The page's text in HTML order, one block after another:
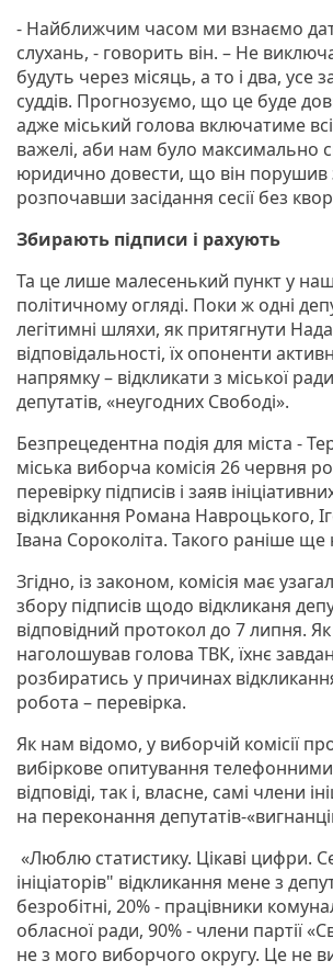
- Найближчим часом ми взнаємо
слухань, - говорить він. – Не
будуть через місяць, а то і два, усе
суддів. Прогнозуємо, що це буде
адже міський голова включатиме
важелі, аби нам було максимально
юридично довести, що він порушив
розпочавши засідання сесії без
Збирають підписи і рахують
Та це лише малесенький пункт у
політичному огляді. Поки ж одні
легітимні шляхи, як притягнути
відповідальності, їх опоненти
напрямку – відкликати з міської
депутатів, «неугодних Свободі».
Безпрецедентна подія для міста -
міська виборча комісія 26 червня
перевірку підписів і заяв
відкликання Романа Навроцького,
Івана Сороколіта. Такого раніше ще
Згідно, із законом, комісія має
збору підписів щодо відкликаня
відповідний протокол до 7 липня.
наголошував голова ТВК, їхнє
розбиратись у причинах
робота – перевірка.
Як нам відомо, у виборчій комісії
вибіркове опитування телефонними
відповіді, так і, власне, самі члени
на переконання депутатів-
«Люблю статистику. Цікаві цифри.
ініціаторів" відкликання мене з
безробітні, 20% - працівники
обласної ради, 90% - члени партії
не з мого виборчого округу. Це не